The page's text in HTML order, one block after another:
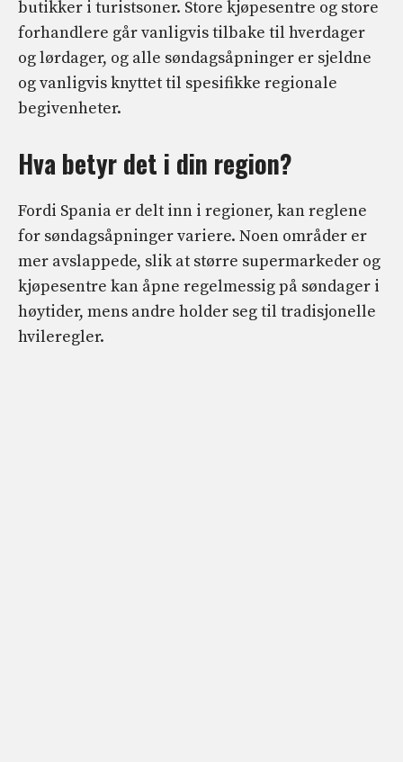
butikker i turistsoner. Store kjøpesentre og store
forhandlere går vanligvis tilbake til hverdager
og lørdager, og alle søndagsåpninger er sjeldne
og vanligvis knyttet til spesifikke regionale
begivenheter.
Hva betyr det i din region?
Fordi Spania er delt inn i regioner, kan reglene
for søndagsåpninger variere. Noen områder er
mer avslappede, slik at større supermarkeder og
kjøpesentre kan åpne regelmessig på søndager i
høytider, mens andre holder seg til tradisjonelle
hvileregler.